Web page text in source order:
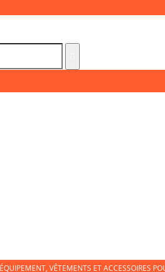
VÊTEMENTS ET ACCESSOIRES